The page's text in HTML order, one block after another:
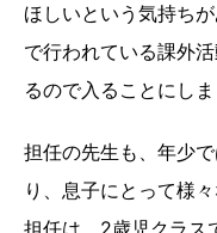
ほしいという気持ち
で行われている課外
るので入ることにしま
担任の先生も、年少
り、息子にとって様